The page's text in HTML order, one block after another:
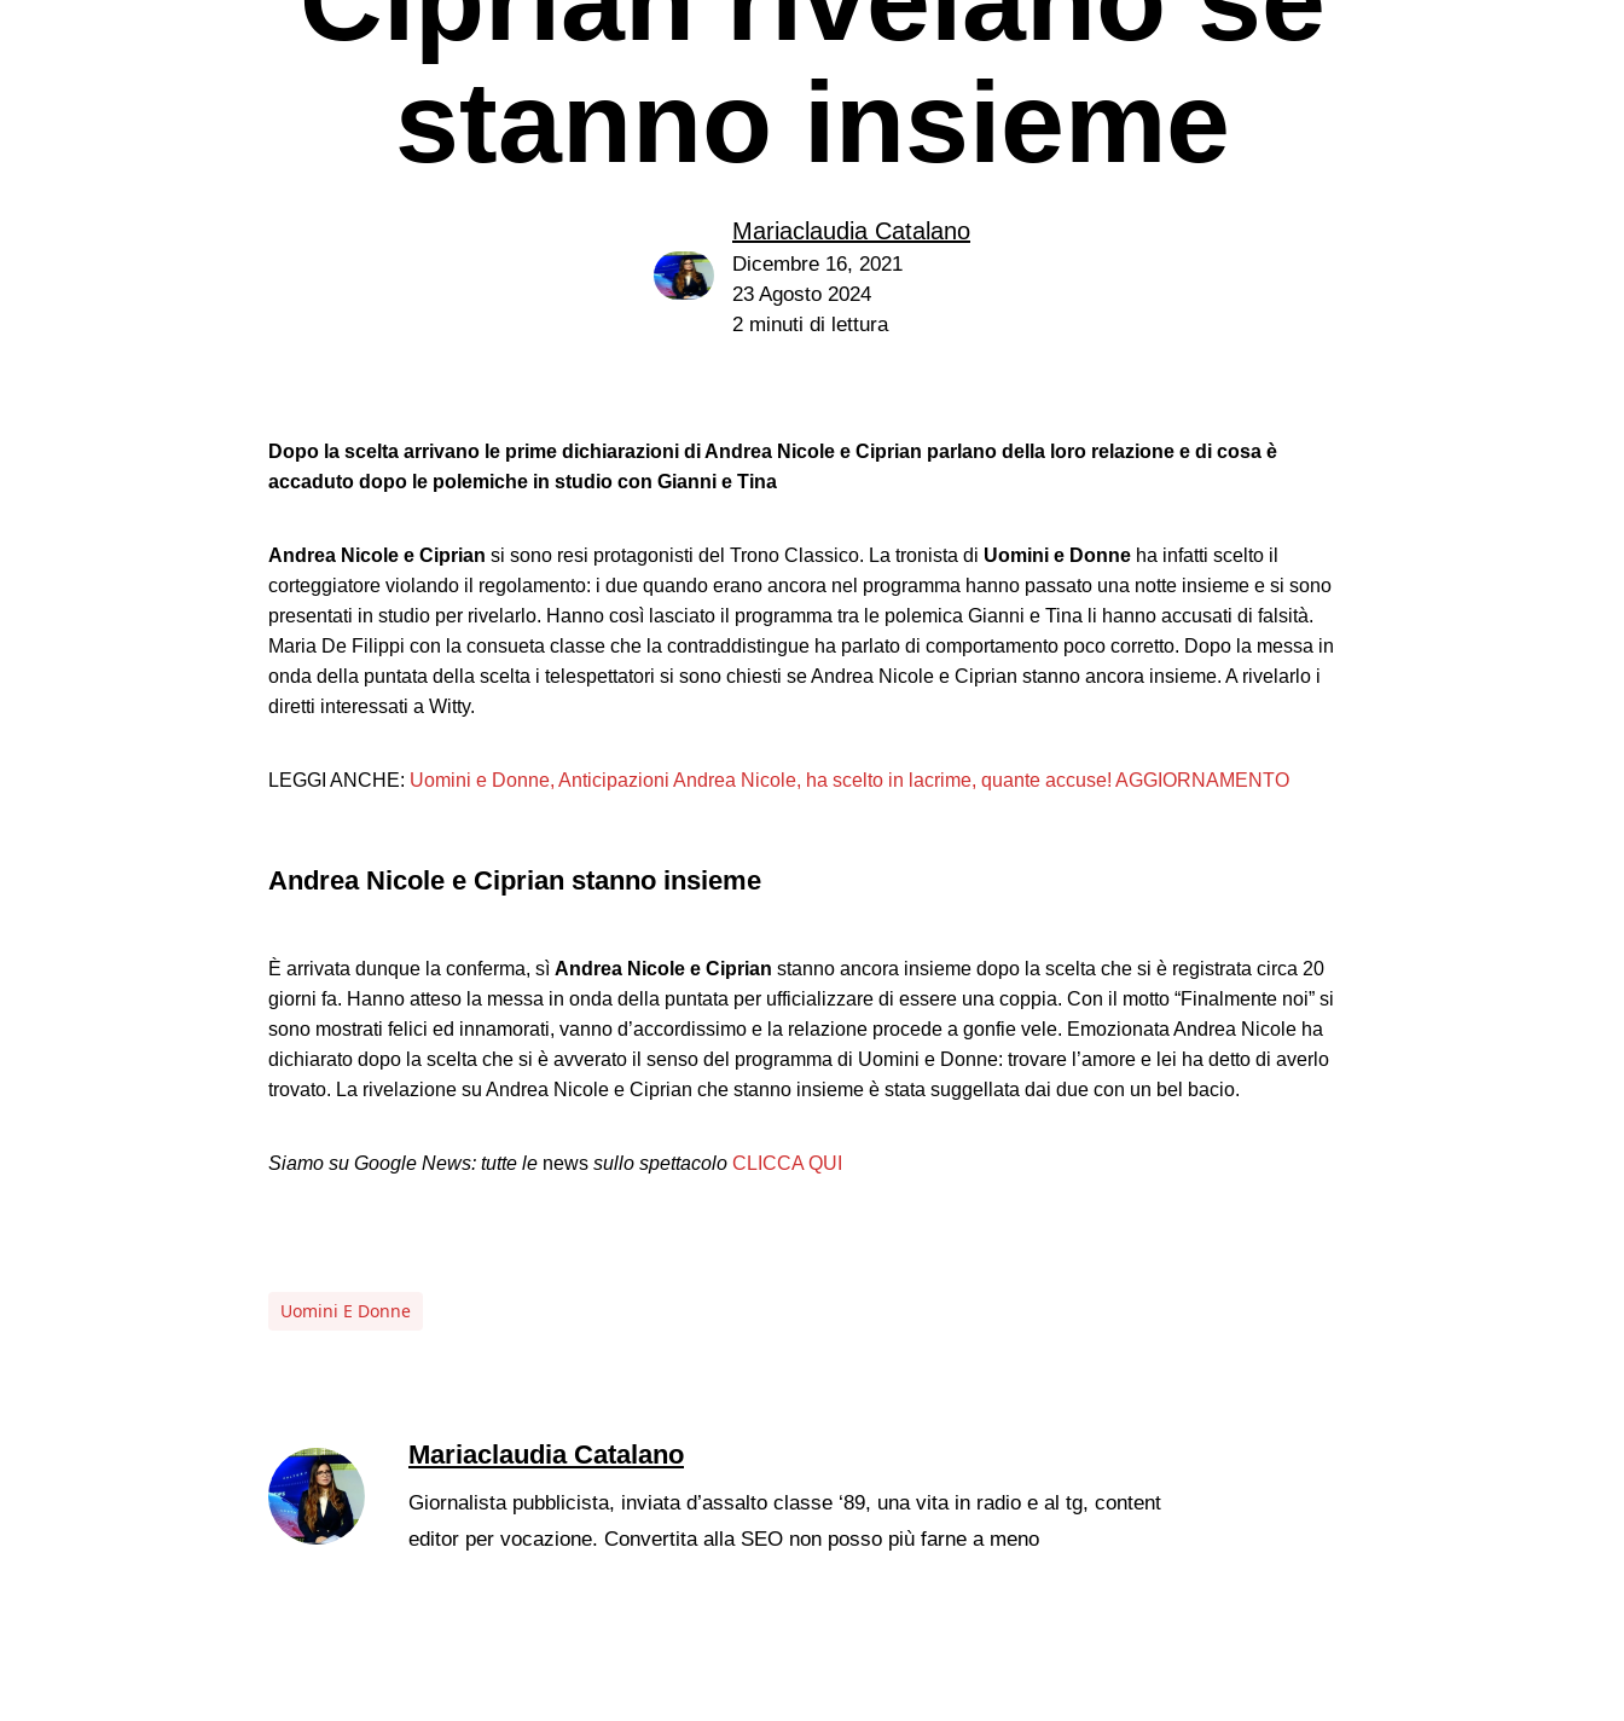
stanno insieme
Mariaclaudia Catalano
Dicembre 16, 2021
23 Agosto 2024
2 minuti di lettura
Dopo la scelta arrivano le prime dichiarazioni di Andrea Nicole e Ciprian parlano della loro relazione e di cosa è
accaduto dopo le polemiche in studio con Gianni e Tina
Andrea Nicole e Ciprian si sono resi protagonisti del Trono Classico. La tronista di Uomini e Donne ha infatti scelto il
corteggiatore violando il regolamento: i due quando erano ancora nel programma hanno passato una notte insieme e si sono
presentati in studio per rivelarlo. Hanno così lasciato il programma tra le polemica Gianni e Tina li hanno accusati di falsità.
Maria De Filippi con la consueta classe che la contraddistingue ha parlato di comportamento poco corretto. Dopo la messa in
onda della puntata della scelta i telespettatori si sono chiesti se Andrea Nicole e Ciprian stanno ancora insieme. A rivelarlo i
diretti interessati a Witty.
LEGGI ANCHE: Uomini e Donne, Anticipazioni Andrea Nicole, ha scelto in lacrime, quante accuse! AGGIORNAMENTO
Andrea Nicole e Ciprian stanno insieme
È arrivata dunque la conferma, sì Andrea Nicole e Ciprian stanno ancora insieme dopo la scelta che si è registrata circa 20
giorni fa. Hanno atteso la messa in onda della puntata per ufficializzare di essere una coppia. Con il motto “Finalmente noi” si
sono mostrati felici ed innamorati, vanno d’accordissimo e la relazione procede a gonfie vele. Emozionata Andrea Nicole ha
dichiarato dopo la scelta che si è avverato il senso del programma di Uomini e Donne: trovare l’amore e lei ha detto di averlo
trovato. La rivelazione su Andrea Nicole e Ciprian che stanno insieme è stata suggellata dai due con un bel bacio.
Siamo su Google News: tutte le news sullo spettacolo CLICCA QUI
Uomini E Donne
Mariaclaudia Catalano
Giornalista pubblicista, inviata d’assalto classe ‘89, una vita in radio e al tg, content
editor per vocazione. Convertita alla SEO non posso più farne a meno